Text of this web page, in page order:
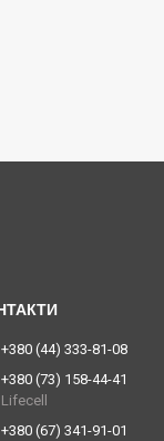
+380 (44) 333-81-08
+380 (73) 158-44-41
Lifecell
+380 (67) 341-91-01